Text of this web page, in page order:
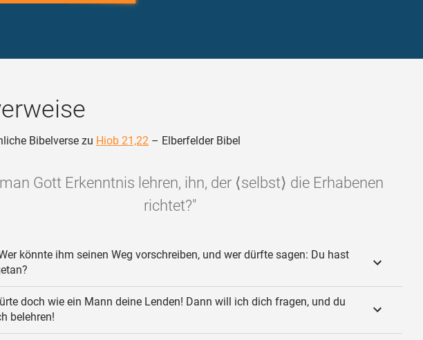
Bibelverse zu Hiob 21,22 – Elberfelder Bibel
Gott Erkenntnis lehren, ihn, der ⟨selbst⟩ die Erhabenen
richtet?"
könnte ihm seinen Weg vorschreiben, und wer dürfte sagen: Du hast
doch wie ein Mann deine Lenden! Dann will ich dich fragen, und du
belehren!